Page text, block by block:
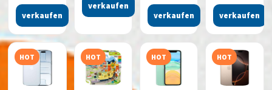
verkaufen
verkaufen
verkaufen verkaufen
HOT HOT HOT HOT